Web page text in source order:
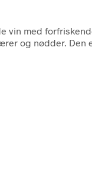
vin med
og nødder.